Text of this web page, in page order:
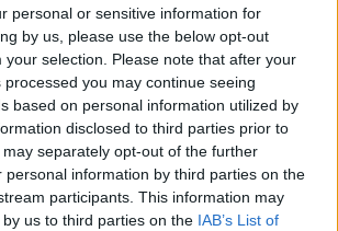
personal or sensitive information for
by us, please use the below opt-out
your selection. Please note that after your
you may continue seeing
based on personal information utilized by
disclosed to third parties prior to
separately opt-out of the further
personal information by third parties on the
participants. This information may
us to third parties on the IAB’s List of